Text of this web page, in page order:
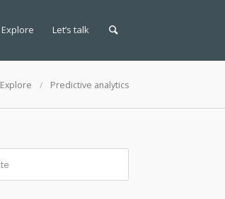
Explore Let’s talk
Explore Predictive analytics